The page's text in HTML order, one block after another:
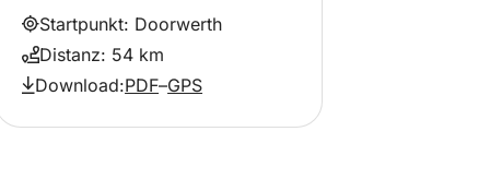
Startpunkt: Doorwerth
Distanz: 54 km
Download:PDF–GPS